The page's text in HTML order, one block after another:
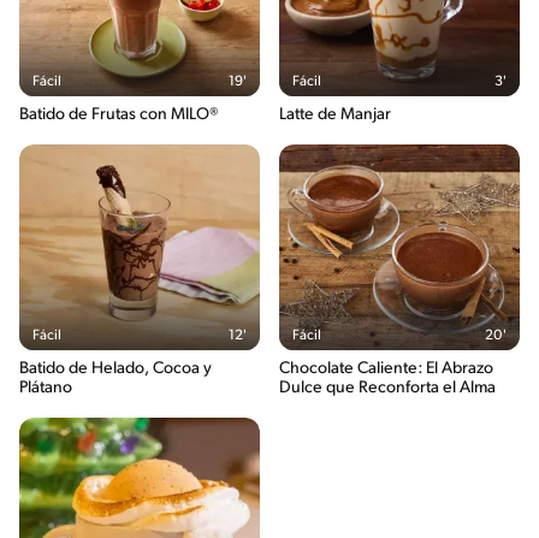
Fácil 19'
Batido de Frutas con MILO®
Fácil 3'
Latte de Manjar
Fácil 12'
Batido de Helado, Cocoa y
Plátano
Fácil 20'
Chocolate Caliente: El Abrazo
Dulce que Reconforta el Alma